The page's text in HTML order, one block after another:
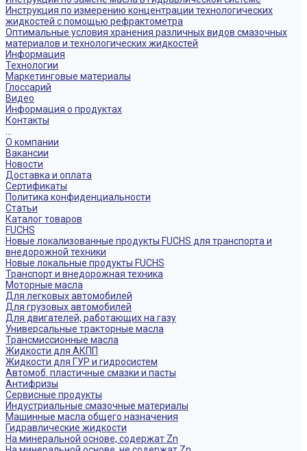
Инструкция по измерению концентрации технологических
жидкостей с помощью рефрактометра
Оптимальные условия хранения различных видов смазочных
материалов и технологических жидкостей
Информация
Технологии
Маркетинговые материалы
Глоссарий
Видео
Информация о продуктах
Контакты
О компании
Вакансии
Новости
Доставка и оплата
Сертификаты
Политика конфиденциальности
Статьи
Каталог товаров
FUCHS
Новые локализованные продукты FUCHS для транспорта и
внедорожной техники
Новые локальные продукты FUCHS
Транспорт и внедорожная техника
Моторные масла
Для легковых автомобилей
Для грузовых автомобилей
Для двигателей, работающих на газу
Универсальные тракторные масла
Трансмиссионные масла
Жидкости для АКПП
Жидкости для ГУР и гидросистем
Автомоб. пластичные смазки и пасты
Антифризы
Сервисные продукты
Индустриальные смазочные материалы
Машинные масла общего назначения
Гидравлические жидкости
На минеральной основе, содержат Zn